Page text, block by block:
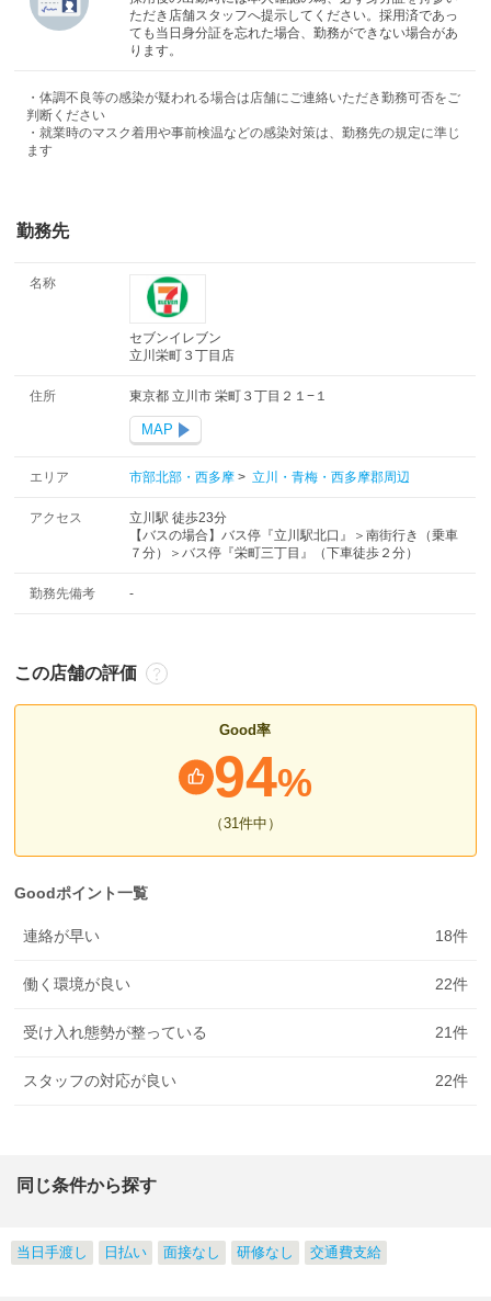
ただき店舗スタッフへ提示してください。採用済であっ
ても当日身分証を忘れた場合、勤務ができない場合があ
ります。
・体調不良等の感染が疑われる場合は店舗にご連絡いただき勤務可否をご
判断ください
・就業時のマスク着用や事前検温などの感染対策は、勤務先の規定に準じ
ます
勤務先
名称
セブンイレブン
立川栄町３丁目店
住所 東京都 立川市 栄町３丁目２１−１
MAP
エリア 市部北部・西多摩> 立川・青梅・西多摩郡周辺
アクセス
立川駅 徒歩23分
【バスの場合】バス停『立川駅北口』＞南街行き（乗車
７分）＞バス停『栄町三丁目』（下車徒歩２分）
勤務先備考 -
この店舗の評価
Good率
94%
（31 件中 ）
Goodポイント一覧
連絡が早い 18件
働く環境が良い 22件
受け入れ態勢が整っている 21件
スタッフの対応が良い 22件
同じ条件から探す
当日手渡し 日払い 面接なし 研修なし 交通費支給